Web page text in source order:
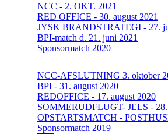
NCC - 2. OKT. 2021
RED OFFICE - 30. august 2021
JYSK BRANDSTRATEGI - 27.
BPI-match d. 21. juni 2021
Sponsormatch 2020
NCC-AFSLUTNING 3. oktober
BPI - 31. august 2020
REDOFFICE - 17. august 2020
SOMMERUDFLUGT- JELS -
OPSTARTSMATCH -
Sponsormatch 2019